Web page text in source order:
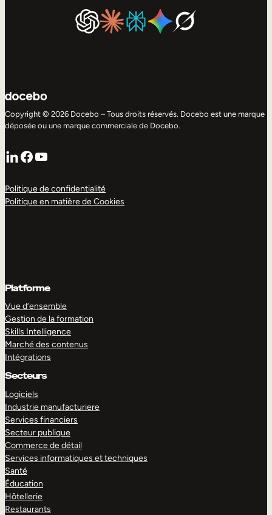
Copyright © 2026 Docebo – Tous droits réservés. Docebo est une marque
déposée ou une marque commerciale de Docebo.
LinkedIn
Facebook
YouTube
Politique de confidentialité
Politique en matière de Cookies
Platforme
Vue d’ensemble
Gestion de la formation
Skills Intelligence
Marché des contenus
Intégrations
Secteurs
Logiciels
Industrie manufacturiere
Services financiers
Secteur publique
Commerce de détail
Services informatiques et techniques
Santé
Éducation
Hôtellerie
Restaurants